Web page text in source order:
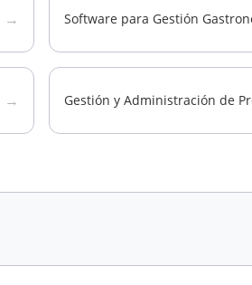
→ Software para Gestión
→ Gestión y Administración de